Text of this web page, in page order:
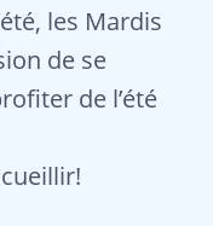
les Mardis
de se
de l’été